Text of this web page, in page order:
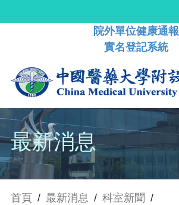
院外單位健康通報
實名登記系統
最新消息
首頁 / 最新消息 / 科室新聞 /